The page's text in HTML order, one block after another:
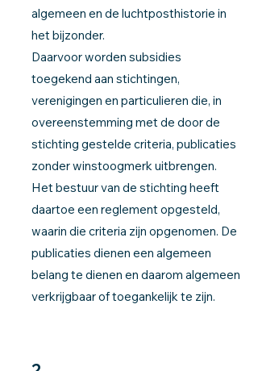
algemeen en de luchtposthistorie in
het bijzonder.
Daarvoor worden subsidies
toegekend aan stichtingen,
verenigingen en particulieren die, in
overeenstemming met de door de
stichting gestelde criteria, publicaties
zonder winstoogmerk uitbrengen.
Het bestuur van de stichting heeft
daartoe een reglement opgesteld,
waarin die criteria zijn opgenomen. De
publicaties dienen een algemeen
belang te dienen en daarom algemeen
verkrijgbaar of toegankelijk te zijn.